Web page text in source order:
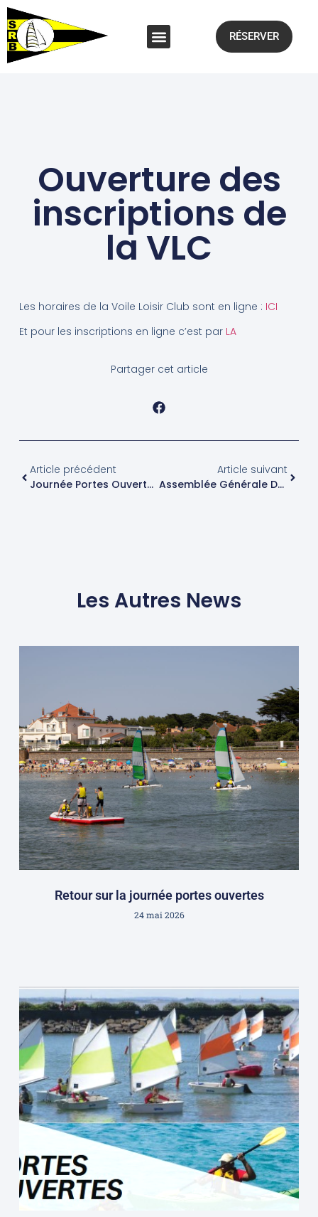
RÉSERVER
Ouverture des
inscriptions de
la VLC
Les horaires de la Voile Loisir Club sont en ligne : ICI
Et pour les inscriptions en ligne c’est par LA
Partager cet article
Article précédent
Journée Portes Ouvertes Le 29 Juin
Article suivant
Assemblée Générale De La SRB
Les Autres News
Retour sur la journée portes ouvertes
24 mai 2026